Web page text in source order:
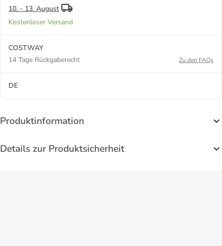
10. - 13. August
Kostenloser Versand
COSTWAY
14 Tage Rückgaberecht
Zu den FAQs
DE
Produktinformation
Details zur Produktsicherheit